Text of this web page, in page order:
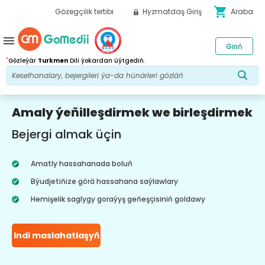
Gözegçilik tertibi Hyzmatdaş Giriş shopping_cart Araba
*Gözleýär Turkmen Dili ýokardan üýtgediň.
Giriň
menu
Amaly ýeňilleşdirmek we birleşdirmek
Bejergi almak üçin
Amatly hassahanada boluň
Býudjetiňize görä hassahana saýlawlary
Hemişelik saglygy goraýyş geňeşçisiniň goldawy
Indi maslahatlaşyň